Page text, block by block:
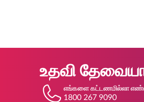
உதவி
எங்களை கட்டணமில்லா
1800 267 9090